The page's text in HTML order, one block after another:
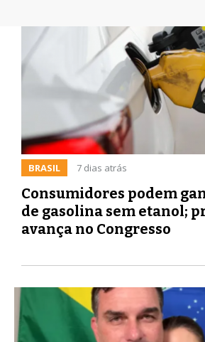
BRASIL 7 dias atrás
Consumidores podem
de gasolina sem etanol;
avança no Congresso